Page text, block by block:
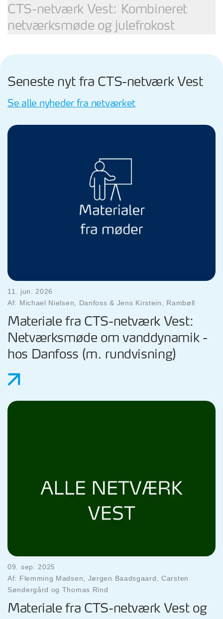
CTS-netværk Vest: Kombineret
netværksmøde og julefrokost
Seneste nyt fra CTS-netværk Vest
Se alle nyheder fra netværket
11. jun. 2026
Af: Michael Nielsen, Danfoss & Jens Kirstein, Rambøll
Materiale fra CTS-netværk Vest:
Netværksmøde om vanddynamik -
hos Danfoss (m. rundvisning)
09. sep. 2025
Af: Flemming Madsen, Jørgen Baadsgaard, Carsten
Søndergård og Thomas Rind
Materiale fra CTS-netværk Vest og